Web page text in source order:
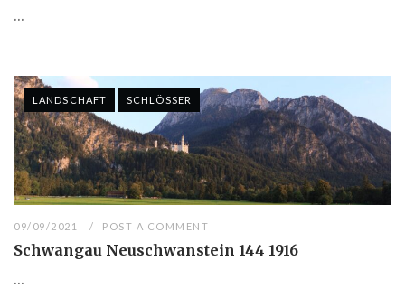
...
LANDSCHAFT SCHLÖSSER
09/09/2021 POST A COMMENT
Schwangau Neuschwanstein 144 1916
...